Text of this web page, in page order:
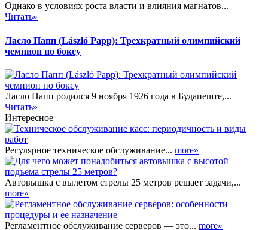
Однако в условиях роста власти и влияния магнатов...
Читать»
Ласло Папп (László Papp): Трехкратный олимпийский
чемпион по боксу
Ласло Папп родился 9 ноября 1926 года в Будапеште,...
Читать»
Интересное
Регулярное техническое обслуживание... more»
Автовышка с вылетом стрелы 25 метров решает задачи,...
more»
Регламентное обслуживание серверов — это... more»